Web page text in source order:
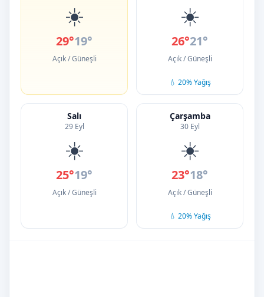
☀️
29°19°
Açık / Güneşli
☀️
26°21°
Açık / Güneşli
💧 20% Yağış
Salı
29 Eyl
☀️
25°19°
Açık / Güneşli
Çarşamba
30 Eyl
☀️
23°18°
Açık / Güneşli
💧 20% Yağış